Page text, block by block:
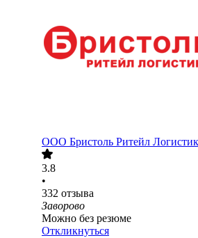
ООО Бристоль Ритейл
3.8
•
332 отзыва
Заворово
Можно без резюме
Откликнуться